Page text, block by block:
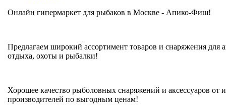
Онлайн гипермаркет для рыбаков в Москве - Апико-Фиш!
Предлагаем широкий ассортимент товаров и снаряжения для
отдыха, охоты и рыбалки!
Хорошее качество рыболовных снаряжений и аксессуаров от
производителей по выгодным ценам!